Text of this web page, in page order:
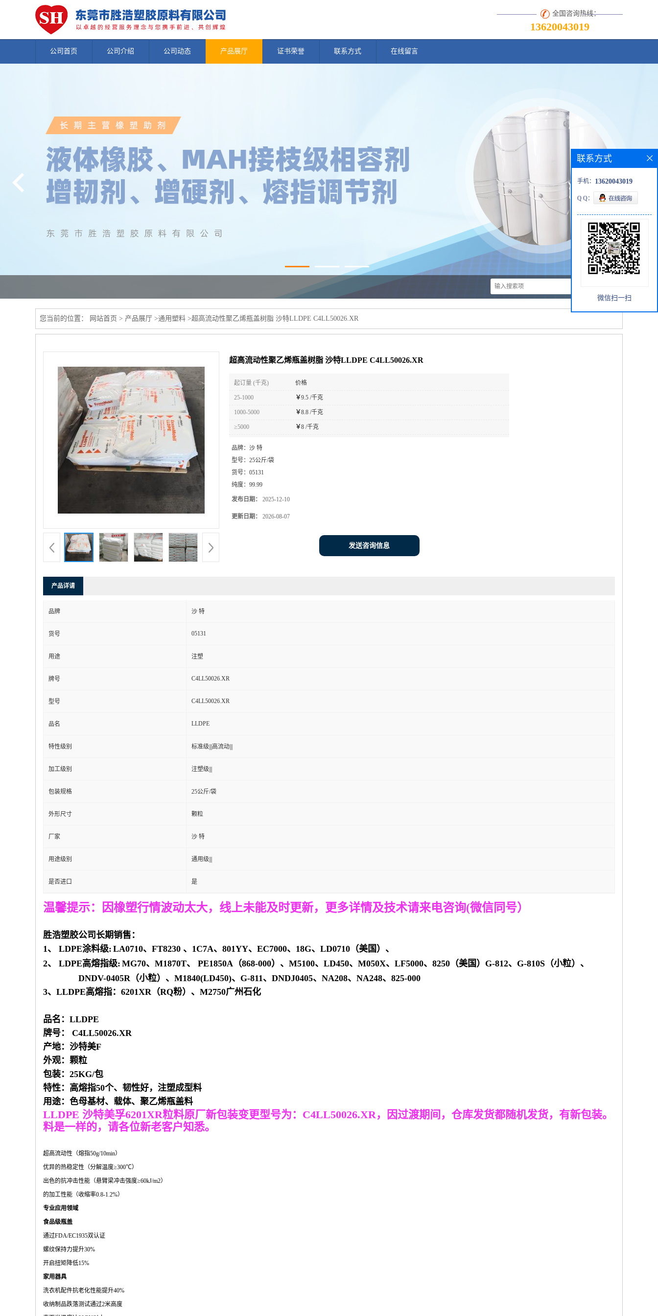
全国咨询热线：
13620043019
公司首页 公司介绍 公司动态 产品展厅 证书荣誉 联系方式 在线留言
您当前的位置： 网站首页 > 产品展厅 >通用塑料 >超高流动性聚乙烯瓶盖树脂 沙特LLDPE C4LL50026.XR
超高流动性聚乙烯瓶盖树脂 沙特LLDPE C4LL50026.XR
起订量 (千克) 价格
25-1000 ￥9.5 /千克
1000-5000 ￥8.8 /千克
≥5000 ￥8 /千克
品牌： 沙 特
型号： 25公斤/袋
货号： 05131
纯度： 99.99
发布日期： 2025-12-10
更新日期： 2026-08-07
发送咨询信息
产品详请
品牌 沙 特
货号 05131
用途 注塑
牌号 C4LL50026.XR
型号 C4LL50026.XR
品名 LLDPE
特性级别 标准级|||高流动|||
加工级别 注塑级|||
包装规格 25公斤/袋
外形尺寸 颗粒
厂家 沙 特
用途级别 通用级|||
是否进口 是
温馨提示：因橡塑行情波动太大，线上未能及时更新，更多详情及技术请来电咨询(微信同号）
胜浩塑胶公司长期销售：
1、 LDPE涂料级: LA0710、 FT8230 、 1C7A、 801YY、 EC7000、 18G、 LD0710 （美国）、
2、 LDPE高熔指级: MG70、 M1870T、 PE1850A （868-000）、 M5100、 LD450、 M050X、 LF5000、 8250 （美国） G-812、 G-810S （小粒）、
DNDV-0405R（小粒）、 M1840(LD450)、 G-811、 DNDJ0405、 NA208、 NA248、 825-000
3、LLDPE高熔指：6201XR（RQ粉）、M2750广州石化
品名：LLDPE
牌号： C4LL50026.XR
产地：沙特美F
外观：颗粒
包装：25KG/包
特性：高熔指50个、韧性好，注塑成型料
用途：色母基材、载体、聚乙烯瓶盖料
LLDPE 沙特美孚6201XR粒料原厂新包装变更型号为：C4LL50026.XR，因过渡期间，仓库发货都随机发货，有新包装。
料是一样的，请各位新老客户知悉。
超高流动性（熔指50g/10min）
优异的热稳定性（分解温度≥300℃）
出色的抗冲击性能（悬臂梁冲击强度≥60kJ/m2）
的加工性能（收缩率0.8-1.2%）
专业应用领域
食品级瓶盖
通过FDA/EC1935双认证
螺纹保持力提升30%
开启扭矩降低15%
家用器具
洗衣机配件抗老化性能提升40%
收纳制品跌落测试通过2米高度
联系方式
手机： 13620043019
Q Q：
微信扫一扫